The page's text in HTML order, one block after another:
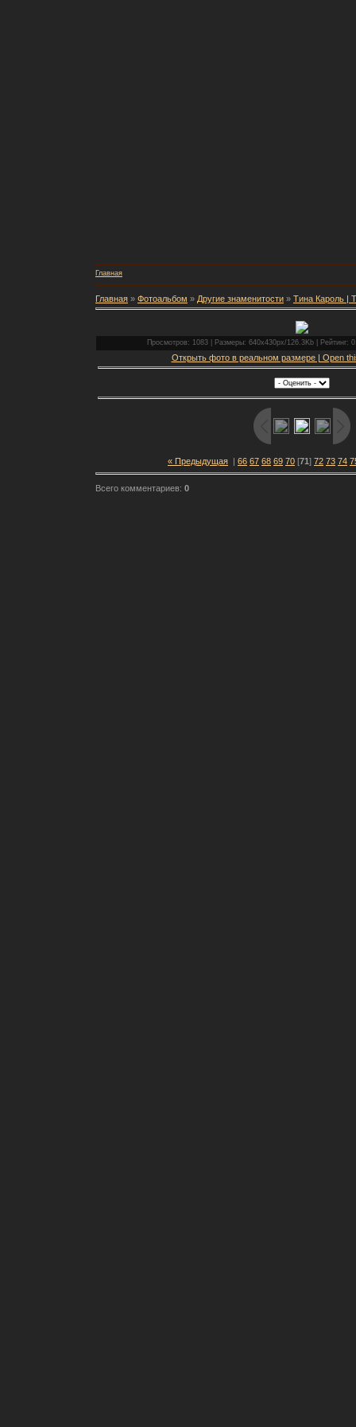
Главная
Главная » Фотоальбом » Другие знаменитости » Тина Кароль |
Просмотров: 1083 | Размеры: 640x430px/126.3Kb | Рейтинг:
Открыть фото в реальном размере | Open
« Предыдущая | 66 67 68 69 70 [71] 72 73 74
Всего комментариев: 0